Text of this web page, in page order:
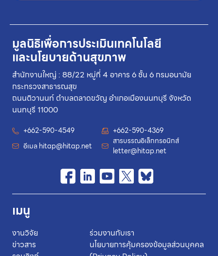
มูลนิธิเพื่อการประเมินเทคโนโลยี
และนโยบายด้านสุขภาพ
สำนักงานใหญ่ : 88/22 หมู่ที่ 4 อาคาร 6 ชั้น 6 กรมอนามัย
กระทรวงสาธารณสุข
ถนนติวานนท์ ตำบลตลาดขวัญ อำเภอเมืองนนทบุรี จังหวัด
นนทบุรี 11000
+662-590-4549
+662-590-4369
อีเมล hitap@hitap.net
สารบรรณอิเล็กทรอนิกส์
letter@hitap.net
เมนู
งานวิจัย
ข่าวสาร
ร่วมงานกับเรา
นโยบายการคุ้มครองข้อมูลส่วนบุคคล